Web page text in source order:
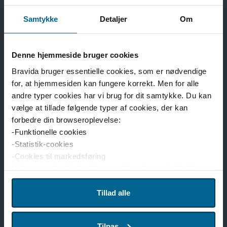
Samtykke Detaljer Om
Denne hjemmeside bruger cookies
Bravida bruger essentielle cookies, som er nødvendige
for, at hjemmesiden kan fungere korrekt. Men for alle
andre typer cookies har vi brug for dit samtykke. Du kan
vælge at tillade følgende typer af cookies, der kan
forbedre din browseroplevelse:
-Funktionelle cookies
-Statistik-cookies
-Cookies til markedsføring
reklamer til brugerne, levere funktioner til sociale medier
og analysere trafikken på hjemmesiden. Vi deler også
disse oplysninger med vores partnere inden for sociale
Tillad alle
Energioptimering og
varmegenvinding
Bravida hjælper virksomheder med at reducere
energiforbruget i deres køleanlæg. Vi analyserer
driften og identificerer muligheder for optimering, så
I mange tilfælde kan overskudsvarme fra køleanlæg
brugsvand. Det kan reducere driftsomkostningerne og